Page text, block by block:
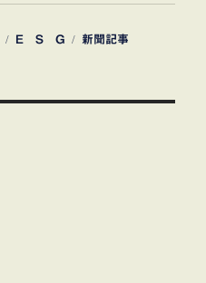
カ
E S G
タ
新聞記事